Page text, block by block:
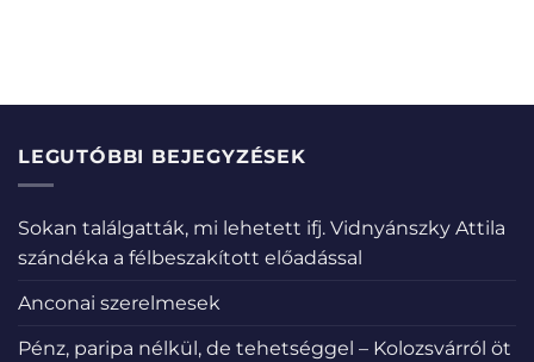
LEGUTÓBBI BEJEGYZÉSEK
Sokan találgatták, mi lehetett ifj. Vidnyánszky Attila
szándéka a félbeszakított előadással
Anconai szerelmesek
Pénz, paripa nélkül, de tehetséggel – Kolozsvárról öt